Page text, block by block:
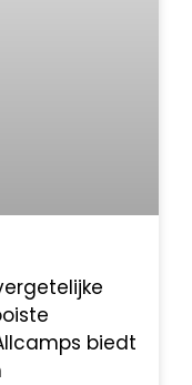
biedt